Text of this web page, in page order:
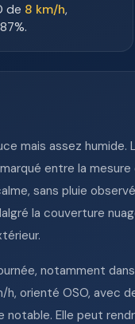
de 8 km/h,
mais assez
entre la
sans pluie
la couverture
notamment
orienté OSO, avec
Elle peut